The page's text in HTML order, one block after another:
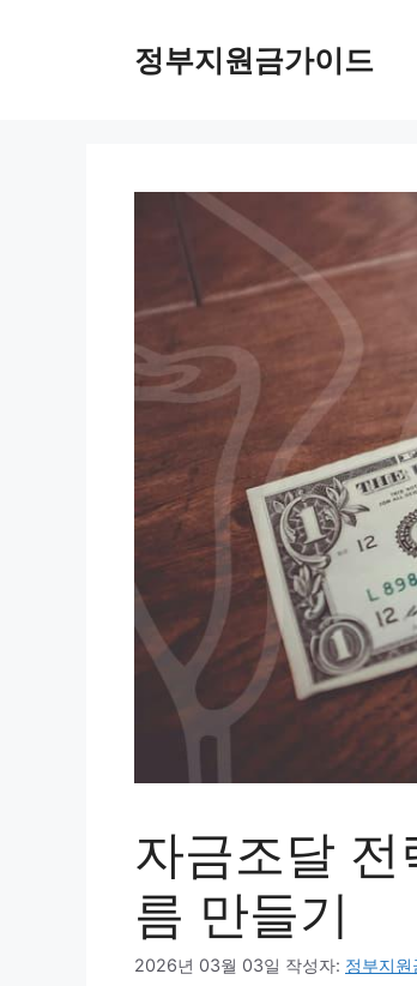
정부지원금가이드
자금조달
름 만들기
2026년 03월 03일 작성자: 정부지원